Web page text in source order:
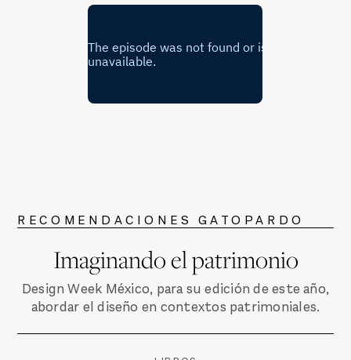
RECOMENDACIONES GATOPARDO
Imaginando el patrimonio
Design Week México, para su edición de este año,
abordar el diseño en contextos patrimoniales.